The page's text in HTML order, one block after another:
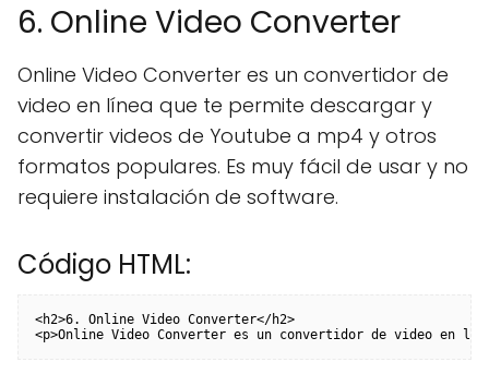
6. Online Video Converter
Online Video Converter es un convertidor de
video en línea que te permite descargar y
convertir videos de Youtube a mp4 y otros
formatos populares. Es muy fácil de usar y no
requiere instalación de software.
Código HTML:
<h2>6. Online Video Converter</h2>
<p>Online Video Converter es un convertidor de video en